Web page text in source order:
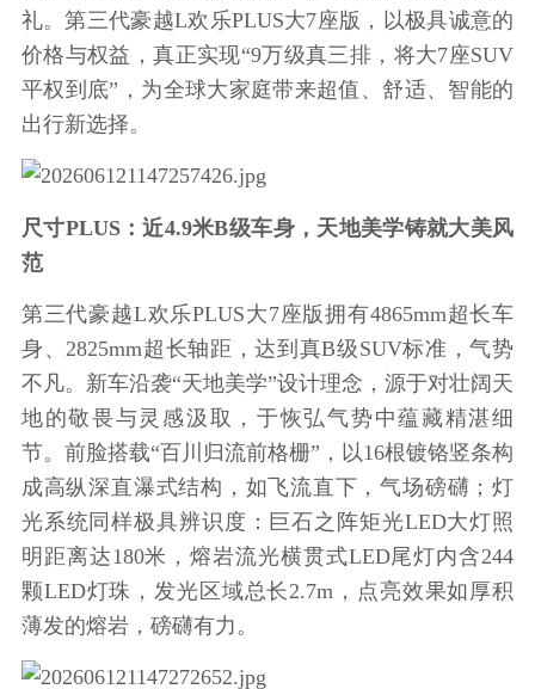
礼。第三代豪越L欢乐PLUS大7座版，以极具诚意的
价格与权益，真正实现“9万级真三排，将大7座SUV
平权到底”，为全球大家庭带来超值、舒适、智能的
出行新选择。
尺寸PLUS：近4.9米B级车身，天地美学铸就大美风
范
第三代豪越L欢乐PLUS大7座版拥有4865mm超长车
身、2825mm超长轴距，达到真B级SUV标准，气势
不凡。新车沿袭“天地美学”设计理念，源于对壮阔天
地的敬畏与灵感汲取，于恢弘气势中蕴藏精湛细
节。前脸搭载“百川归流前格栅”，以16根镀铬竖条构
成高纵深直瀑式结构，如飞流直下，气场磅礴；灯
光系统同样极具辨识度：巨石之阵矩光LED大灯照
明距离达180米，熔岩流光横贯式LED尾灯内含244
颗LED灯珠，发光区域总长2.7m，点亮效果如厚积
薄发的熔岩，磅礴有力。